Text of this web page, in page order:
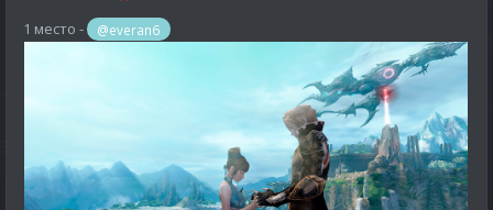
1 место -
@everan6